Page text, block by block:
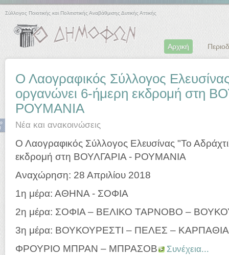
Σύλλογος Ποιοτικής και Πολιτιστικής Αναβάθμισης Δυτικής Αττικής
Αρχική
Ο Λαογραφικός Σύλλογος
οργανώνει 6-ήμερη εκδρομή στη
ΡΟΥΜΑΝΙΑ
Νέα και ανακοινώσεις
Ο Λαογραφικός Σύλλογος Ελευσίνας "Το
εκδρομή στη ΒΟΥΛΓΑΡΙΑ - ΡΟΥΜΑΝΙΑ
Αναχώρηση: 28 Απριλίου 2018
1η μέρα: ΑΘΗΝΑ - ΣΟΦΙΑ
2η μέρα: ΣΟΦΙΑ – ΒΕΛΙΚΟ ΤΑΡΝΟΒΟ –
3η μέρα: ΒΟΥΚΟΥΡΕΣΤΙ – ΠΕΛΕΣ –
ΦΡΟΥΡΙΟ ΜΠΡΑΝ – ΜΠΡΑΣΟΒ
Συνέχεια...